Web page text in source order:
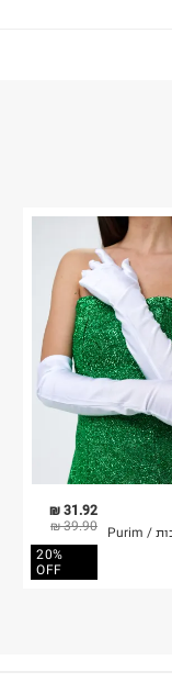
31.92 ₪
39.90 ₪
20%
OFF
כפפות ארוכות / Purim